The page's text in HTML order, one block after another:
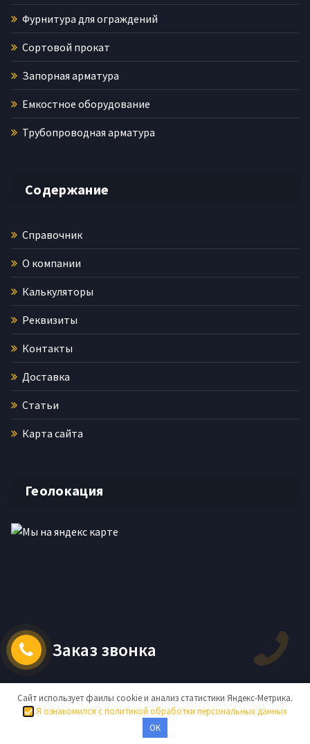
Фурнитура для ограждений
Сортовой прокат
Запорная арматура
Емкостное оборудование
Трубопроводная арматура
Содержание
Справочник
О компании
Калькуляторы
Реквизиты
Контакты
Доставка
Статьи
Карта сайта
Геолокация
Заказ звонка
Права защищены © 2026 Нержавейка в
Москве
Сайт использует фаилы cookie и анализ статистики Яндекс-Метрика.
Я ознакомился с политикой обработки персональных данных
OK